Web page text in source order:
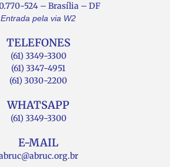
524 – Brasília – DF
Entrada pela via W2
TELEFONES
(61) 3349-3300
(61) 3347-4951
(61) 3030-2200
WHATSAPP
(61) 3349-3300
E-MAIL